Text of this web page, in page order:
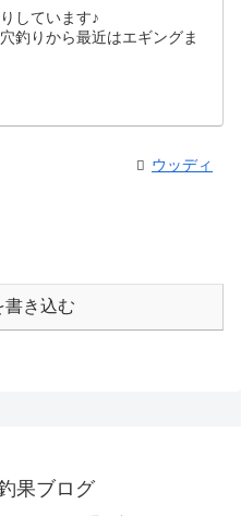
しています♪
釣りから最近はエギングま
ウッディ
書き込む
果ブログ